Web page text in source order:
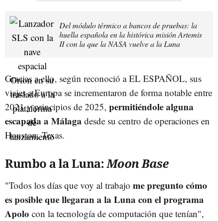
Del módulo térmico a bancos de pruebas: la
huella española en la histórica misión Artemis
II con la que la NASA vuelve a la Luna
Gracias a ello, según reconoció a EL ESPAÑOL, sus
viajes a Europa se incrementaron de forma notable entre
2021 y principios de 2025, permitiéndole alguna
escapada a Málaga desde su centro de operaciones en
Houston, Texas.
Rumbo a la Luna:Moon Base
"Todos los días que voy al trabajo me pregunto cómo
es posible que llegaran a la Luna con el programa
Apolo con la tecnología de computación que tenían",